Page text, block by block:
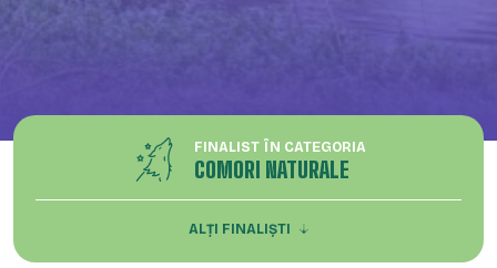
FINALIST ÎN CATEGORIA
COMORI NATURALE
ALȚI FINALIȘTI